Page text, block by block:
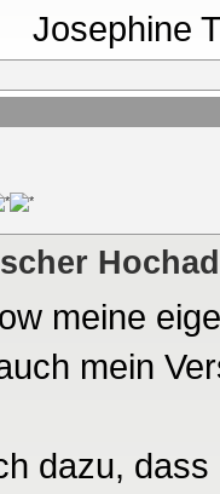
Josephine
meine
mein
dazu,